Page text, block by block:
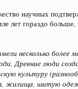
научных
лет гораздо
несколько более
Древние люди
культуру
жилища, шитую